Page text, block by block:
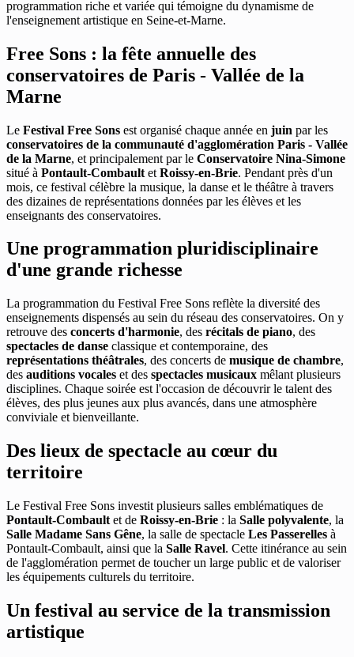
programmation riche et variée qui témoigne du dynamisme de
l'enseignement artistique en Seine-et-Marne.
Free Sons : la fête annuelle des
conservatoires de Paris - Vallée de la
Marne
Le Festival Free Sons est organisé chaque année en juin par les
conservatoires de la communauté d'agglomération Paris - Vallée
de la Marne, et principalement par le Conservatoire Nina-Simone
situé à Pontault-Combault et Roissy-en-Brie. Pendant près d'un
mois, ce festival célèbre la musique, la danse et le théâtre à travers
des dizaines de représentations données par les élèves et les
enseignants des conservatoires.
Une programmation pluridisciplinaire
d'une grande richesse
La programmation du Festival Free Sons reflète la diversité des
enseignements dispensés au sein du réseau des conservatoires. On y
retrouve des concerts d'harmonie, des récitals de piano, des
spectacles de danse classique et contemporaine, des
représentations théâtrales, des concerts de musique de chambre,
des auditions vocales et des spectacles musicaux mêlant plusieurs
disciplines. Chaque soirée est l'occasion de découvrir le talent des
élèves, des plus jeunes aux plus avancés, dans une atmosphère
conviviale et bienveillante.
Des lieux de spectacle au cœur du
territoire
Le Festival Free Sons investit plusieurs salles emblématiques de
Pontault-Combault et de Roissy-en-Brie : la Salle polyvalente, la
Salle Madame Sans Gêne, la salle de spectacle Les Passerelles à
Pontault-Combault, ainsi que la Salle Ravel. Cette itinérance au sein
de l'agglomération permet de toucher un large public et de valoriser
les équipements culturels du territoire.
Un festival au service de la transmission
artistique